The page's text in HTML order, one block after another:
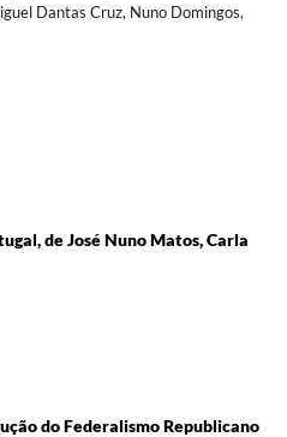
Dantas Cruz, Nuno Domingos,
de José Nuno Matos, Carla
do Federalismo Republicano